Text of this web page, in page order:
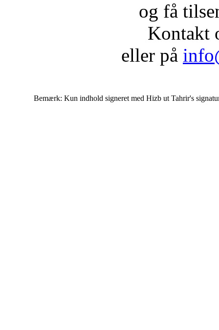
og få
Kontakt
eller på
Bemærk: Kun indhold signeret med Hizb ut Tahrir's